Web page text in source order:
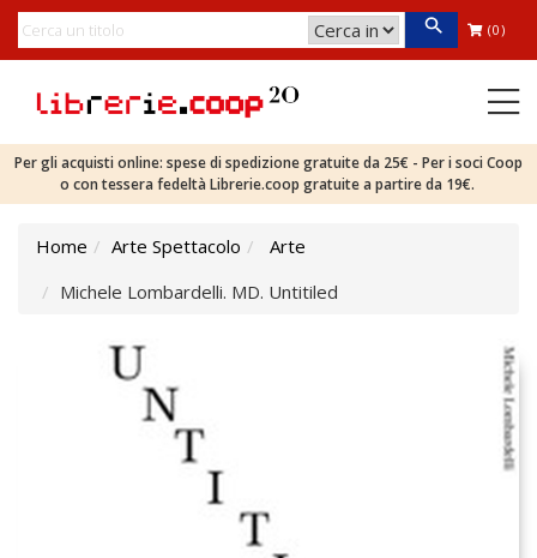
(0)
Per gli acquisti online: spese di spedizione gratuite da 25€ - Per i soci Coop
o con tessera fedeltà Librerie.coop gratuite a partire da 19€.
Home Arte Spettacolo
Arte
Michele Lombardelli. MD. Untitiled